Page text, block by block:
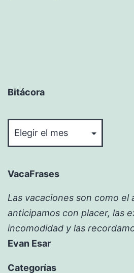
Bitácora
VacaFrases
Las vacaciones son como el
anticipamos con placer, las
incomodidad y las
Evan Esar
Categorías